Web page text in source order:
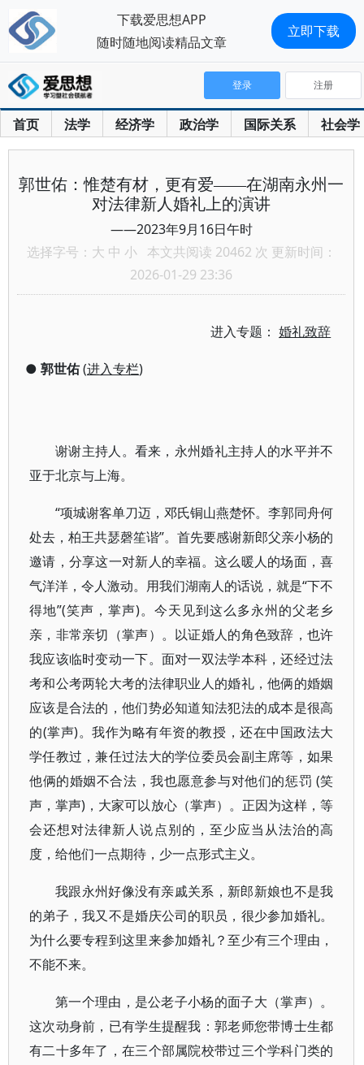
首页 法学 经济学 政治学 国际关系 社会学
登录 注册
郭世佑：惟楚有材，更有爱——在湖南永州一
对法律新人婚礼上的演讲
——2023年9月16日午时
选择字号： 大 中 小 本文共阅读 20462 次 更新时间：
2026-01-29 23:36
进入专题：婚礼致辞
● 郭世佑(进入专栏)
谢谢主持人。看来，永州婚礼主持人的水平并不
亚于北京与上海。
“项城谢客单刀迈，邓氏铜山燕楚怀。李郭同舟何
处去，柏王共瑟磬笙谐”。首先要感谢新郎父亲小杨的
邀请，分享这一对新人的幸福。这么暖人的场面，喜
气洋洋，令人激动。用我们湖南人的话说，就是“下不
得地”(笑声，掌声)。今天见到这么多永州的父老乡
亲，非常亲切（掌声）。以证婚人的角色致辞，也许
我应该临时变动一下。面对一双法学本科，还经过法
考和公考两轮大考的法律职业人的婚礼，他俩的婚姻
应该是合法的，他们势必知道知法犯法的成本是很高
的(掌声)。我作为略有年资的教授，还在中国政法大
学任教过，兼任过法大的学位委员会副主席等，如果
他俩的婚姻不合法，我也愿意参与对他们的惩罚 (笑
声，掌声)，大家可以放心（掌声）。正因为这样，等
会还想对法律新人说点别的，至少应当从法治的高
度，给他们一点期待，少一点形式主义。
我跟永州好像没有亲戚关系，新郎新娘也不是我
的弟子，我又不是婚庆公司的职员，很少参加婚礼。
为什么要专程到这里来参加婚礼？至少有三个理由，
不能不来。
第一个理由，是公老子小杨的面子大（掌声）。
这次动身前，已有学生提醒我：郭老师您带博士生都
有二十多年了，在三个部属院校带过三个学科门类的
下载爱思想APP
随时随地阅读精品文章
立即下载